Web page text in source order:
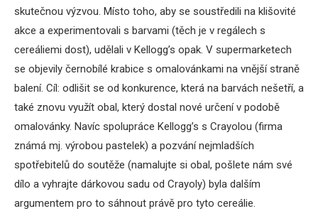
skutečnou výzvou. Místo toho, aby se soustředili na klišovité
akce a experimentovali s barvami (těch je v regálech s
cereáliemi dost), udělali v Kellogg’s opak. V supermarketech
se objevily černobílé krabice s omalovánkami na vnější straně
balení. Cíl: odlišit se od konkurence, která na barvách nešetří, a
také znovu využít obal, který dostal nové určení v podobě
omalovánky. Navíc spolupráce Kellogg’s s Crayolou (firma
známá mj. výrobou pastelek) a pozvání nejmladších
spotřebitelů do soutěže (namalujte si obal, pošlete nám své
dílo a vyhrajte dárkovou sadu od Crayoly) byla dalším
argumentem pro to sáhnout právě pro tyto cereálie.